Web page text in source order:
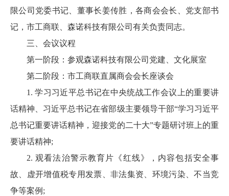
限公司党委书记、董事长姜传胜，各商会会长、党支部书
记，市工商联、森诺科技有限公司有关负责同志。
三、会议议程
第一阶段：参观森诺科技有限公司党建、文化展室
第二阶段：市工商联直属商会会长座谈会
1. 学习习近平总书记在中央统战工作会议上的重要讲
话精神、习近平总书记在省部级主要领导干部“学习习近平
总书记重要讲话精神，迎接党的二十大”专题研讨班上的重
要讲话精神;
2. 观看法治警示教育片《红线》，内容包括安全事
故、虚开增值税专用发票、非法集资、环境污染、不当竞
争等案例;